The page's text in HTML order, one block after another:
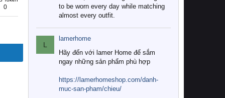
0
to be worn every day while matching
almost every outfit.
L
lamerhome
Hãy đến với lamer Home để sắm
ngay những sản phẩm phù hợp
https://lamerhomeshop.com/danh-
muc-san-pham/chieu/